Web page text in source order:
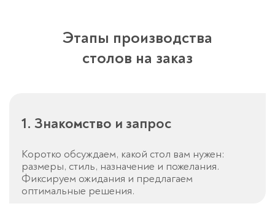
Этапы производства​
столов на заказ
1. Знакомство и запрос
Коротко обсуждаем, какой стол вам нужен:
размеры, стиль, назначение и пожелания.
Фиксируем ожидания и предлагаем
оптимальные решения.